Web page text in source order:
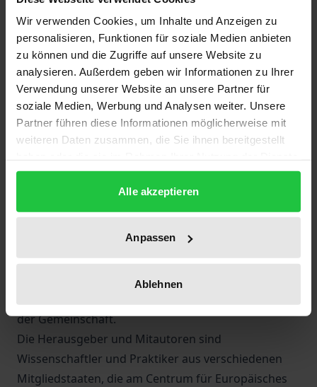
Wir verwenden Cookies, um Inhalte und Anzeigen zu
personalisieren, Funktionen für soziale Medien anbieten
zu können und die Zugriffe auf unsere Website zu
analysieren. Außerdem geben wir Informationen zu Ihrer
Verwendung unserer Website an unsere Partner für
soziale Medien, Werbung und Analysen weiter. Unsere
Partner führen diese Informationen möglicherweise mit
weiteren Daten zusammen, die Sie ihnen bereitgestellt
gesammelt haben.
Alle akzeptieren
Anpassen
Ablehnen
Den Herausforderungen, die sich daraus für Praxis
und Studium ergeben, trägt dieses Werk, das in der
Reihe »Casebooks – Entscheidungen des EuGH«
erscheint, Rechnung. Die wichtigsten
Leitentscheidungen des Europäischen Gerichtshofs,
in denen bedeutsame Grundsätze für die nationalen
Zivilgerichte entwickelt wurden, werden dargestellt
England und Wales, Frankreich, Italien und (in
geeigneten Fällen) Österreich analysiert.
Das Casebook wendet sich an alle interessierten
Juristen sowie Studierende und Referendare,
eröffnet aber auch für die Rechtswissenschaft einen
der Gemeinschaft.
Die Herausgeber und Mitautoren sind
Wissenschaftler und Praktiker aus verschiedenen
Mitgliedstaaten, die am Centrum für Europäisches